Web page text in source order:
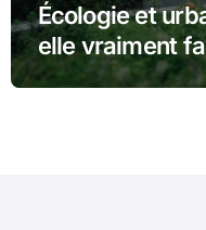
Écologie et
elle vraiment
la nature ?